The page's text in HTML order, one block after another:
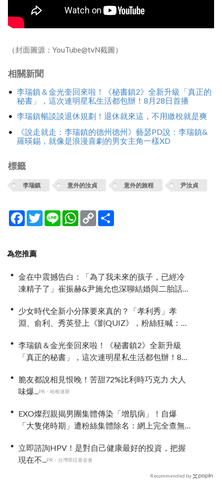
（封面圖源：YouTube@tvN截圖）
相關新聞
李瑞鎮＆金光奎回來啦！《秘書鎮2》全新升級「真正的
秘書」，這次連明星私生活都包辦！8月28日首播
李瑞鎮暢談談退休規劃！退休就來這，不用繳稅就是爽
《說走就走：李瑞鎮的德州德州》藝瑟PD說：李瑞鎮&
羅暎錫，就像是浪漫喜劇的男女主角一樣XD
標籤
李瑞鎮 意外的汝貞 意外的旅程 尹汝貞
Facebook
TwitterLine WhatsApp
Copy
Link
為您推薦
金在中震撼告白：「為了我未來的孩子，已經冷
凍精子了」崔振赫&尹施允也深聊結婚與二胎話題
少女時代全新小分隊要來真的？「孝利秀」孝
淵、俞利、秀英登上《劉QUIZ》，粉絲狂喊：不
李瑞鎮＆金光奎回來啦！《秘書鎮2》全新升級
「真正的秘書」，這次連明星私生活都包辦！8月
脆友都說相見恨晚！苦甜72%比利時巧克力 大人
味爆...
PR・哈根達斯
EXO燦烈親揭男團集體傳染「增肌病」！自爆
「大隻佬時期」遭粉絲集體除名：網上完全查無
立即諮詢HPV！是對自己健康最好的投資，把握
現在不...
PR・台灣癌症基金會
Recommended by